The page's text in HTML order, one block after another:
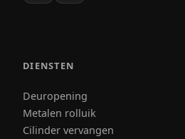
DIENSTEN
Deuropening
Metalen rolluik
Cilinder vervangen